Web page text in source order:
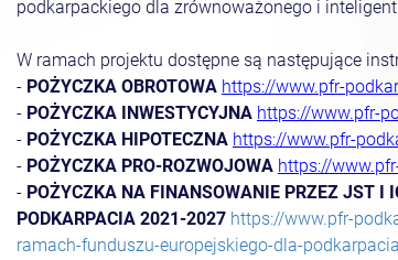
podkarpackiego dla zrównoważonego i
W ramach projektu dostępne są następujące
- POŻYCZKA OBROTOWA https://www.pfr-
- POŻYCZKA INWESTYCYJNA https://www.pfr-
- POŻYCZKA HIPOTECZNA https://www.pfr-
- POŻYCZKA PRO-ROZWOJOWA https://
- POŻYCZKA NA FINANSOWANIE PRZEZ JST I
PODKARPACIA 2021-2027 https://www.pfr-
ramach-funduszu-europejskiego-dla-